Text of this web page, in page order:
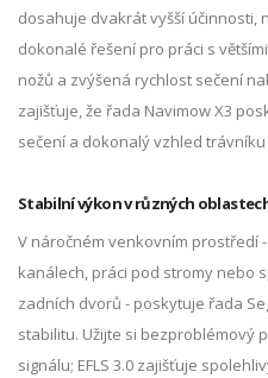
dosahuje dvakrát vyšší účinnosti,
dokonalé řešení pro práci s
nožů a zvýšená rychlost sečení
zajišťuje, že řada Navimow X3
sečení a dokonalý vzhled
Stabilní výkon v různých
V náročném venkovním prostředí
kanálech, práci pod stromy nebo
zadních dvorů - poskytuje řada
stabilitu. Užijte si bezproblémový
signálu; EFLS 3.0 zajišťuje